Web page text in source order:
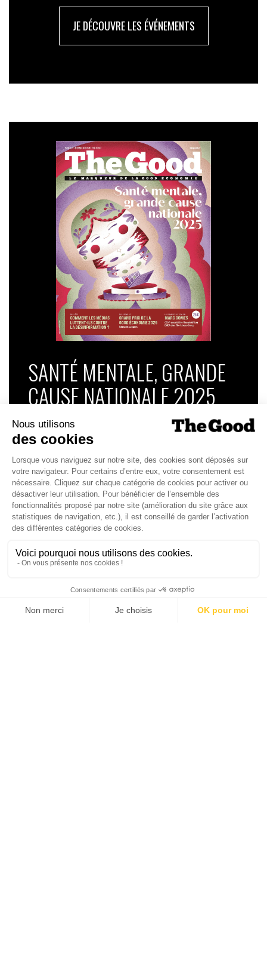
JE DÉCOUVRE LES ÉVÉNEMENTS
SANTÉ MENTALE, GRANDE
CAUSE NATIONALE 2025
Dans ce numéro, enquête : Comment les
médias luttent-ils contre la désinformation ? |
Palmarès complet du Grand Prix de la Good
Économie 2025 | La grande interview de Marc
Gomes, CEO France & Chief People Officer
EMEA chez The Adecco Group
J'ACHÈTE LE NUMÉRO
JE M'ABONNE 1 AN - 4 NUM.